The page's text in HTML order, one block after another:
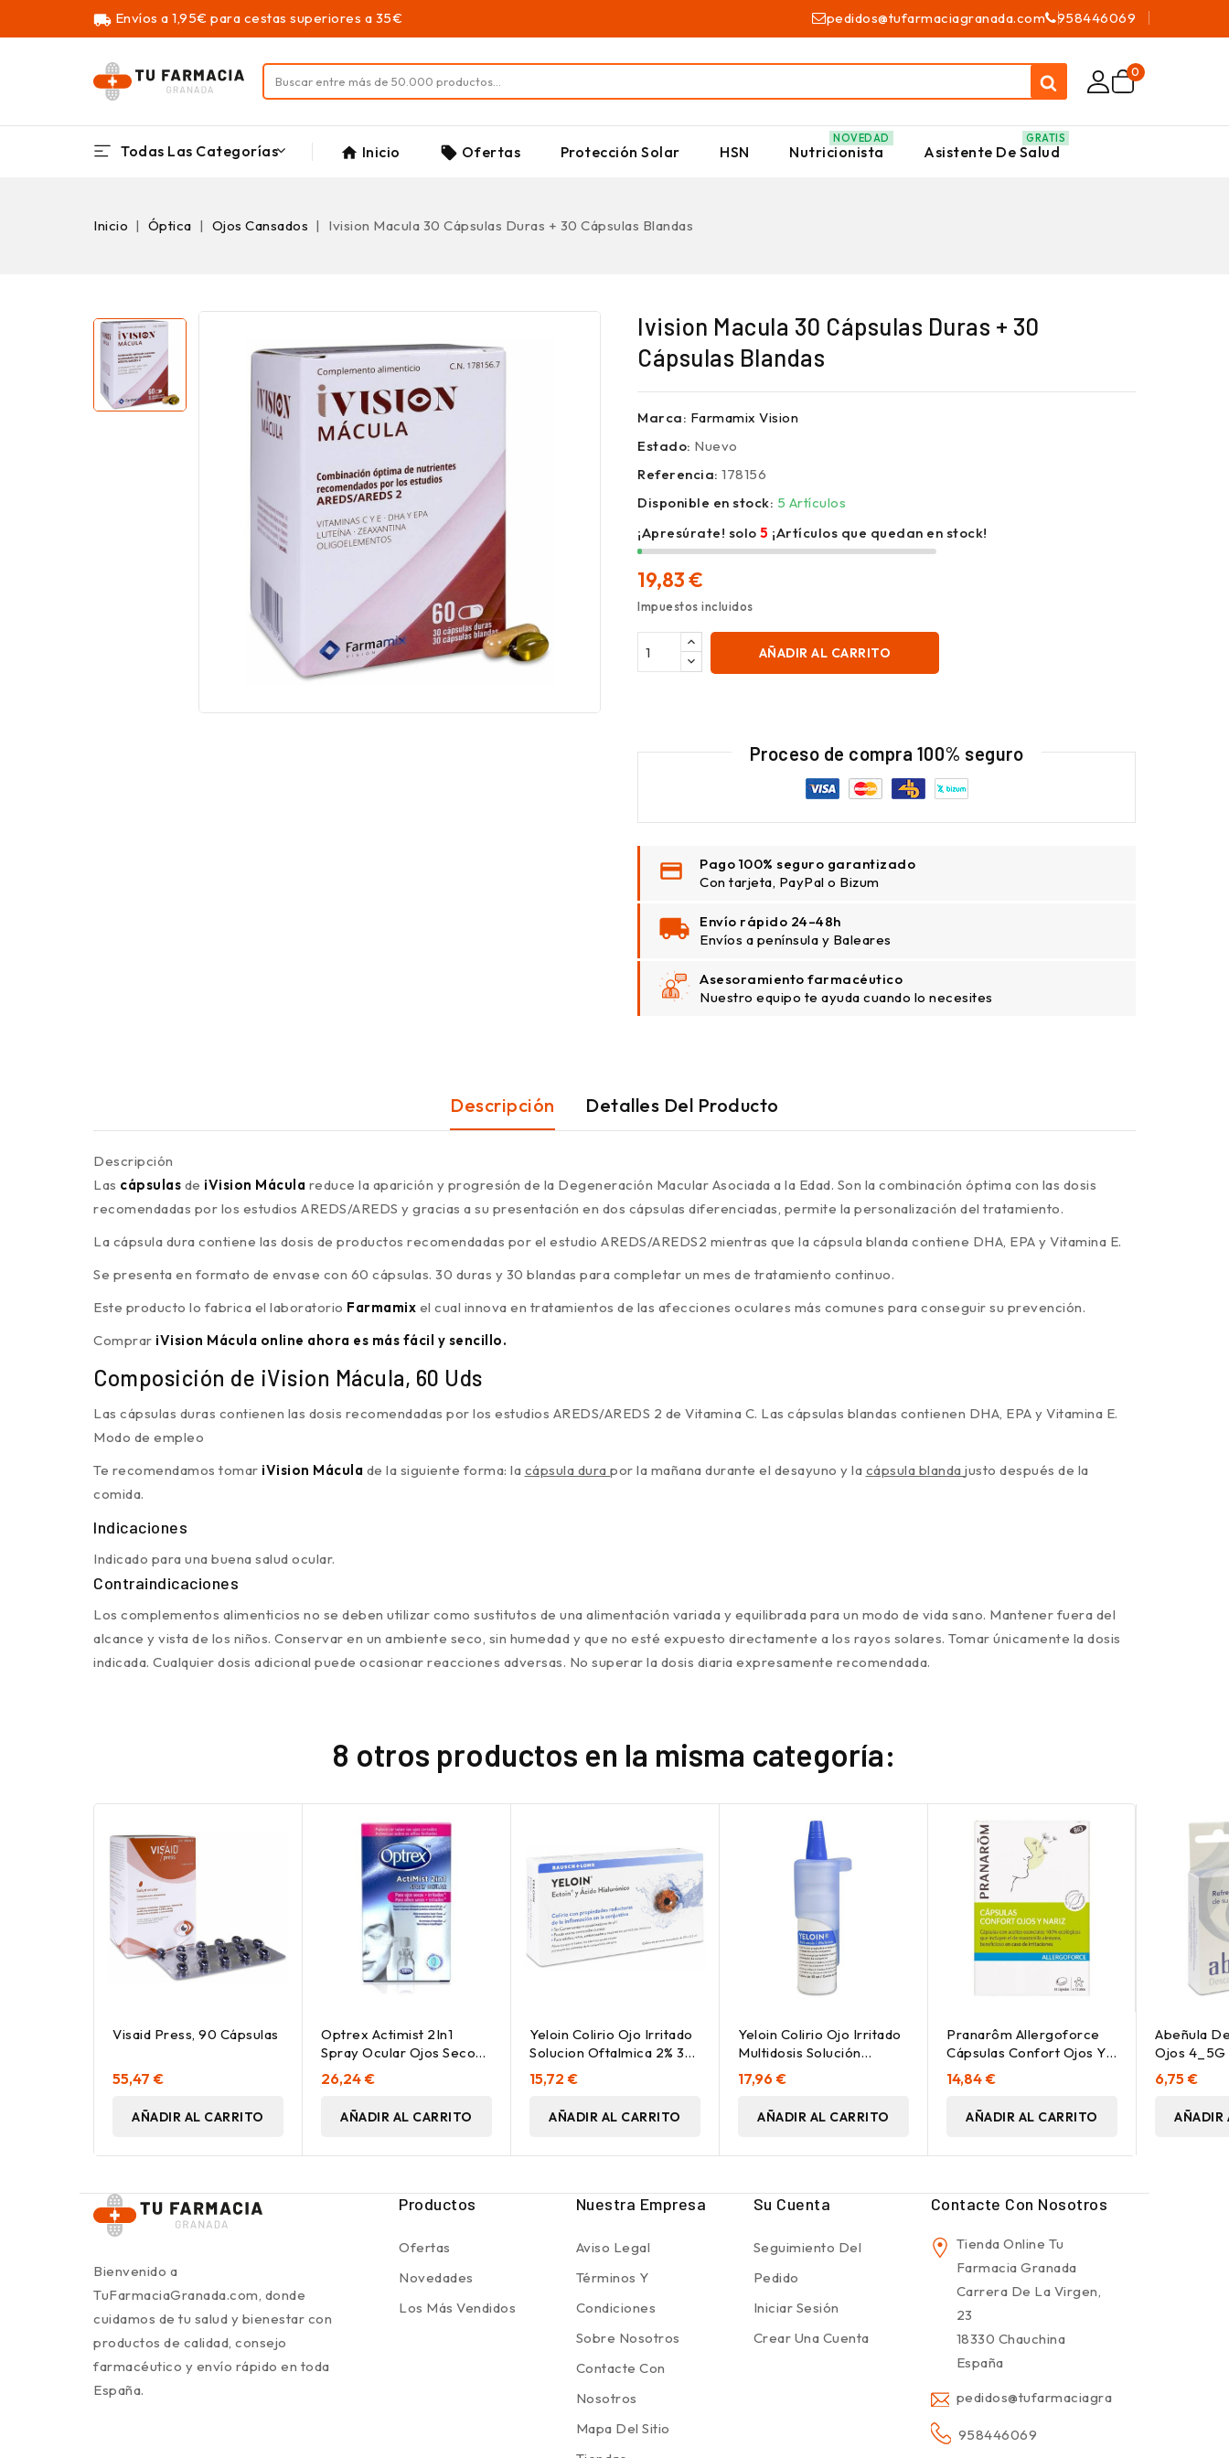
local_shipping Envíos a 1,95€ para cestas superiores a 35€ pedidos@tufarmaciagranada.com 958446069
0
Todas Las Categorías home Inicio local_offer Ofertas Protección Solar HSN Nutricionista
NOVEDAD
Asistente De Salud
GRATIS
Inicio Óptica Ojos Cansados Ivision Macula 30 Cápsulas Duras + 30 Cápsulas Blandas
Ivision Macula 30 Cápsulas Duras + 30
Cápsulas Blandas
Marca: Farmamix Vision
Estado: Nuevo
Referencia: 178156
Disponible en stock: 5 Artículos
¡Apresúrate! solo 5 ¡Artículos que quedan en stock!
19,83 €
Impuestos incluidos
AÑADIR AL CARRITO
Proceso de compra 100% seguro
Pago 100% seguro garantizado
Con tarjeta, PayPal o Bizum
Envío rápido 24–48h
Envíos a península y Baleares
Asesoramiento farmacéutico
Nuestro equipo te ayuda cuando lo necesites
Descripción Detalles Del Producto
Descripción
Las cápsulas de iVision Mácula reduce la aparición y progresión de la Degeneración Macular Asociada a la Edad. Son la combinación óptima con las dosis
recomendadas por los estudios AREDS/AREDS y gracias a su presentación en dos cápsulas diferenciadas, permite la personalización del tratamiento.
La cápsula dura contiene las dosis de productos recomendadas por el estudio AREDS/AREDS2 mientras que la cápsula blanda contiene DHA, EPA y Vitamina E.
Se presenta en formato de envase con 60 cápsulas. 30 duras y 30 blandas para completar un mes de tratamiento continuo.
Este producto lo fabrica el laboratorio Farmamix el cual innova en tratamientos de las afecciones oculares más comunes para conseguir su prevención.
Comprar iVision Mácula online ahora es más fácil y sencillo.
Composición de iVision Mácula, 60 Uds
Las cápsulas duras contienen las dosis recomendadas por los estudios AREDS/AREDS 2 de Vitamina C. Las cápsulas blandas contienen DHA, EPA y Vitamina E.
Modo de empleo
Te recomendamos tomar iVision Mácula de la siguiente forma: la cápsula dura por la mañana durante el desayuno y la cápsula blanda justo después de la
comida.
Indicaciones
Indicado para una buena salud ocular.
Contraindicaciones
Los complementos alimenticios no se deben utilizar como sustitutos de una alimentación variada y equilibrada para un modo de vida sano. Mantener fuera del
alcance y vista de los niños. Conservar en un ambiente seco, sin humedad y que no esté expuesto directamente a los rayos solares. Tomar únicamente la dosis
indicada. Cualquier dosis adicional puede ocasionar reacciones adversas. No superar la dosis diaria expresamente recomendada.
8 otros productos en la misma categoría:
Visaid Press, 90 Cápsulas
55,47 €
AÑADIR AL CARRITO
Optrex Actimist 2In1
Spray Ocular Ojos Secos
E Irritados 10Ml
26,24 €
AÑADIR AL CARRITO
Yeloin Colirio Ojo Irritado
Solucion Oftalmica 2% 30
Monodosis
15,72 €
AÑADIR AL CARRITO
Yeloin Colirio Ojo Irritado
Multidosis Solución
Oftálmica 2% 10Ml
17,96 €
AÑADIR AL CARRITO
Pranarôm Allergoforce
Cápsulas Confort Ojos Y
Nariz 30Caps
14,84 €
AÑADIR AL CARRITO
Abeñula
Ojos 4_5G
6,75 €
AÑADIR
Bienvenido a
TuFarmaciaGranada.com, donde
cuidamos de tu salud y bienestar con
productos de calidad, consejo
farmacéutico y envío rápido en toda
España.
Productos
Ofertas
Novedades
Los Más Vendidos
Nuestra Empresa
Aviso Legal
Términos Y
Condiciones
Sobre Nosotros
Contacte Con
Nosotros
Mapa Del Sitio
Su Cuenta
Seguimiento Del
Pedido
Iniciar Sesión
Crear Una Cuenta
Contacte Con Nosotros
Tienda Online Tu
Farmacia Granada
Carrera De La Virgen,
23
18330 Chauchina
España
pedidos@tufarmaciagranada.com
958446069